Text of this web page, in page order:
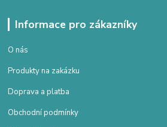
Informace pro zákazníky
O nás
Produkty na zakázku
Doprava a platba
Obchodní podmínky